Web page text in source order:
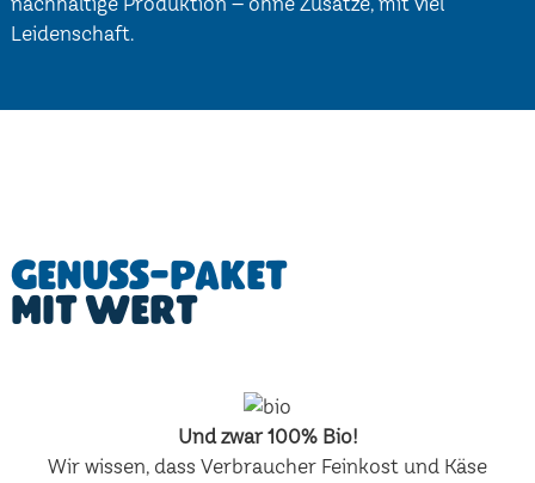
Leidenschaft.
Genuss-Paket
mit Wert
Und zwar 100% Bio!
Wir wissen, dass Verbraucher Feinkost und Käse